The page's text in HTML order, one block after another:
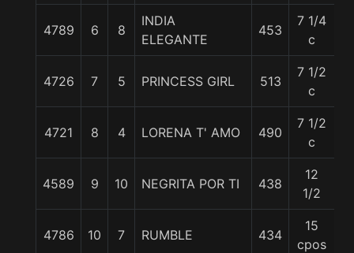
4789 6 8
INDIA
ELEGANTE
453
7 1/4
c
4726 7 5 PRINCESS GIRL 513
7 1/2
c
4721 8 4 LORENA T' AMO 490
7 1/2
c
4589 9 10 NEGRITA POR TI 438
12
1/2
4786 10 7 RUMBLE 434
15
cpos